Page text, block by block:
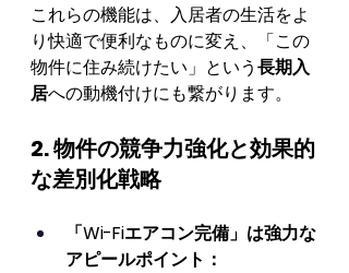
これらの機能は、入居者の生活をよ
り快適で便利なものに変え、「この
物件に住み続けたい」という長期入
居への動機付けにも繋がります。
2. 物件の競争力強化と効果的
な差別化戦略
「Wi-Fiエアコン完備」は強力な
アピールポイント：